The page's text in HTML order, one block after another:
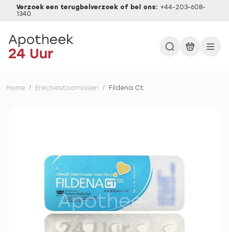
Verzoek een terugbelverzoek of bel ons: +44-203-608-
1340
Home / Erectiestoornissen / Fildena Ct